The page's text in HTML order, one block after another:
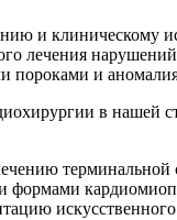
и клиническому
лечения
и
в
терминальной
формами